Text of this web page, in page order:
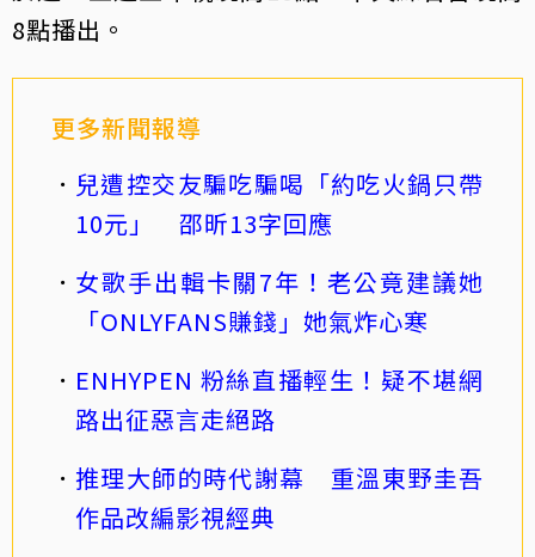
8點播出。
更多新聞報導
兒遭控交友騙吃騙喝「約吃火鍋只帶
10元」 邵昕13字回應
女歌手出輯卡關7年！老公竟建議她
「ONLYFANS賺錢」她氣炸心寒
ENHYPEN 粉絲直播輕生！疑不堪網
路出征惡言走絕路
推理大師的時代謝幕 重溫東野圭吾
作品改編影視經典